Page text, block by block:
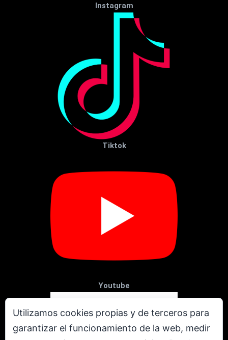
Utilizamos cookies propias y de terceros para
garantizar el funcionamiento de la web, medir
Instagram
Tiktok
Youtube